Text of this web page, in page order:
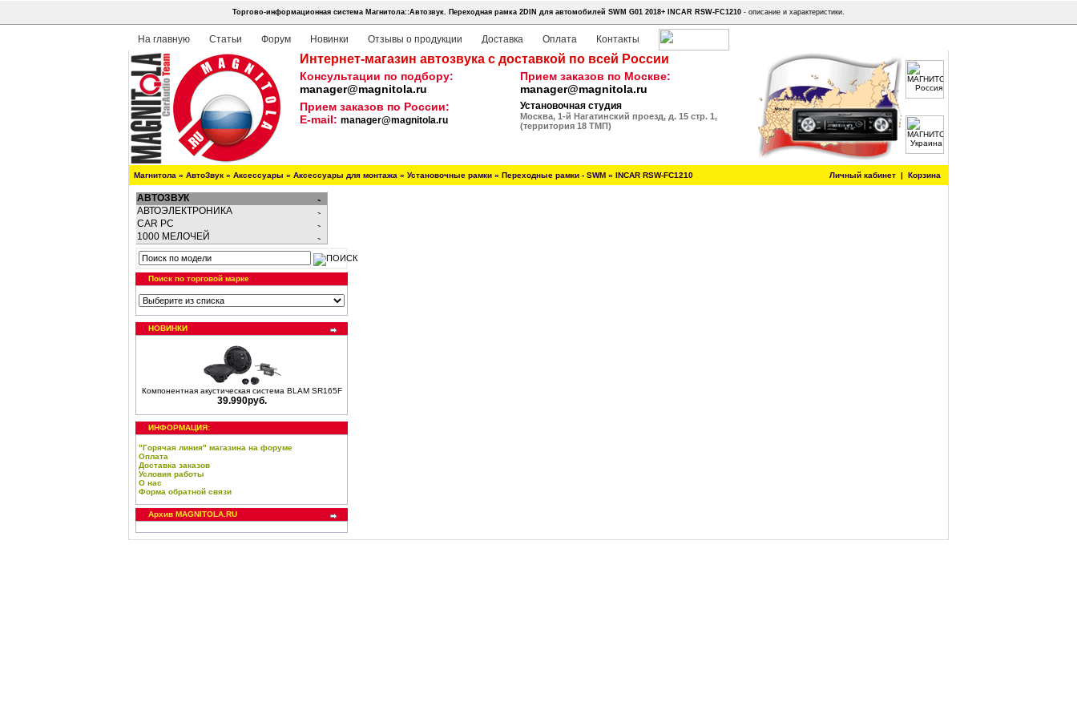
Торгово-информационная система Магнитола::Автозвук. Переходная рамка 2DIN для автомобилей SWM G01 2018+ INCAR RSW-FC1210 - описание и характеристики.
На главную Статьи Форум Новинки Отзывы о продукции Доставка Оплата Контакты
Интернет-магазин автозвука с доставкой по всей России
Консультации по подбору:
manager@magnitola.ru
Прием заказов по Москве:
manager@magnitola.ru
Прием заказов по России:
E-mail: manager@magnitola.ru
Установочная студия
Москва, 1-й Нагатинский проезд, д. 15 стр. 1,
(территория 18 ТМП)
Магнитола » АвтоЗвук » Аксессуары » Аксессуары для монтажа » Установочные рамки » Переходные рамки - SWM » INCAR RSW-FC1210 Личный кабинет | Корзина
АВТОЗВУК
АВТОЭЛЕКТРОНИКА
CAR PC
1000 МЕЛОЧЕЙ
Поиск по торговой марке
НОВИНКИ
Компонентная акустическая система BLAM SR165F
39.990руб.
ИНФОРМАЦИЯ:
"Горячая линия" магазина на форуме
Оплата
Доставка заказов
Условия работы
О нас
Форма обратной связи
Архив MAGNITOLA.RU